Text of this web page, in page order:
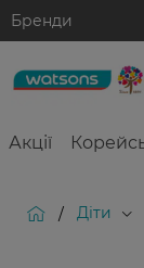
Бренди
Акції
/ Діти